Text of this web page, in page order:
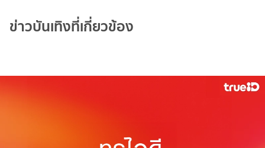
ข่าวบันเทิงที่เกี่ยวข้อง